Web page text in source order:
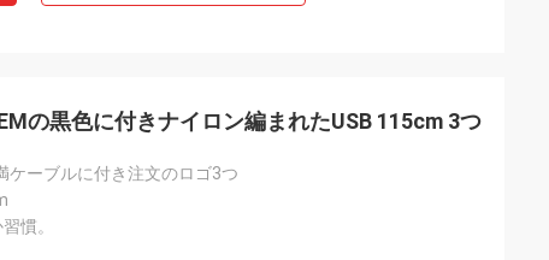
の黒色に付きナイロン編まれたUSB 115cm 3つ
ケーブルに付き注文のロゴ3つ
慣。